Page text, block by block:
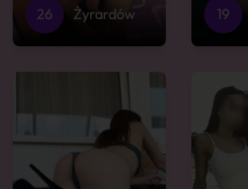
26 Żyrardów 19